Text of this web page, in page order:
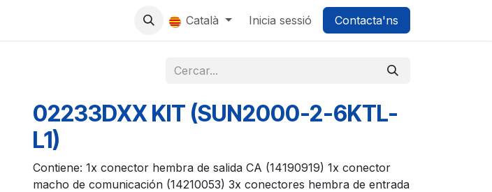
TREBALLA AMB NOSALTRES 0
Català Inicia sessió Contacta'ns
02233DXX KIT (SUN2000-2-6KTL-
L1)
Contiene: 1x conector hembra de salida CA (14190919) 1x conector
macho de comunicación (14210053) 3x conectores hembra de entrada